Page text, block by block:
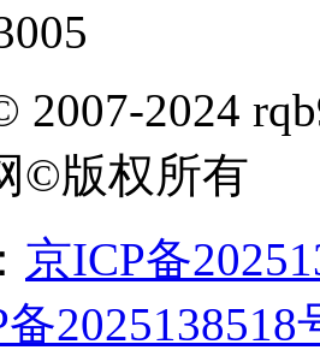
2007-2024
©版权所有
京ICP备
2025138518